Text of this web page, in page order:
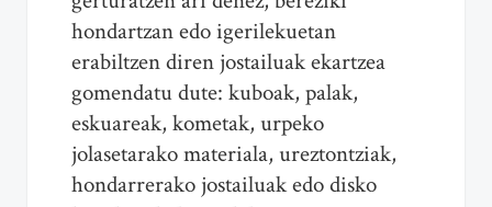
hondartzan edo igerilekuetan
erabiltzen diren jostailuak ekartzea
gomendatu dute: kuboak, palak,
eskuareak, kometak, urpeko
jolasetarako materiala, ureztontziak,
hondarrerako jostailuak edo disko